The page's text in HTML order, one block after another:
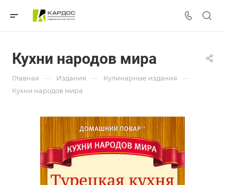
Кухни народов мира
Главная — Издания — Кулинарные издания —
Кухни народов мира